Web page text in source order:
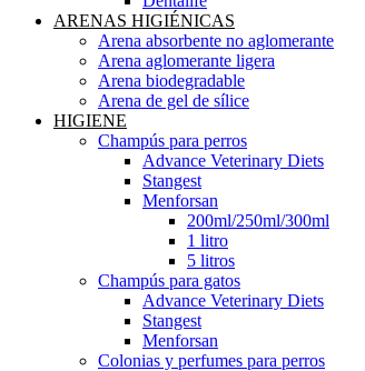
ARENAS HIGIÉNICAS
Arena absorbente no aglomerante
Arena aglomerante ligera
Arena biodegradable
Arena de gel de sílice
HIGIENE
Champús para perros
Advance Veterinary Diets
Stangest
Menforsan
200ml/250ml/300ml
1 litro
5 litros
Champús para gatos
Advance Veterinary Diets
Stangest
Menforsan
Colonias y perfumes para perros